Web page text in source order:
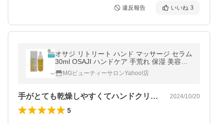
違反報告 いいね 3
オサジ リトリート ハンド マッサージ セラム
30ml OSAJI ハンドケア 手荒れ 保湿 美容液
ハンド美容液 ハンドセラム
MGビューティーサロンYahoo!店
手がとても乾燥しやすくてハンドクリーム… 2024/10/20
5